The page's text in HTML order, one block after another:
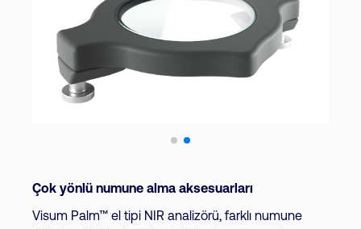
Çok yönlü numune alma aksesuarları
Visum Palm™ el tipi NIR analizörü, farklı numune